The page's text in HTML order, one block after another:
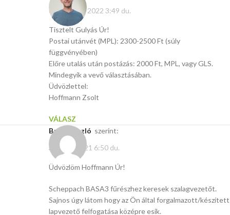
október 12, 2022 3:49 du.
Tisztelt Gulyás Úr!
Postai utánvét (MPL): 2300-2500 Ft (súly
függvényében)
Előre utalás után postázás: 2000 Ft, MPL, vagy GLS.
Mindegyik a vevő választásában.
Üdvözlettel:
Hoffmann Zsolt
VÁLASZ
Barta László szerint:
április 5, 2021 6:50 du.
Üdvözlöm Hoffmann Úr!
Scheppach BASA3 fűrészhez keresek szalagvezetőt.
Sajnos úgy látom hogy az Ön által forgalmazott/készített
lapvezető felfogatása középre esik.